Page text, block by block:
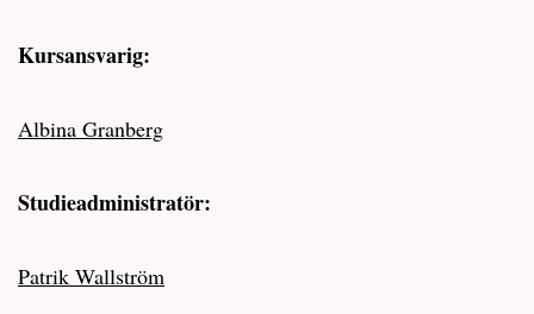
Kursansvarig:
Albina Granberg
Studieadministratör:
Patrik Wallström